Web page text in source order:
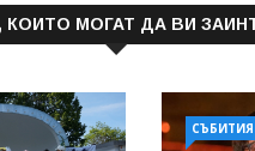
КОИТО МОГАТ ДА ВИ
СЪБИТИЯ